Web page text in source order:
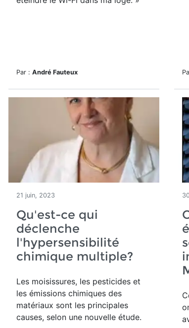
Par : André Fauteux
21 juin, 2023
Qu'est-ce qui
déclenche
l'hypersensibilité
chimique multiple?
Les moisissures, les pesticides et
les émissions chimiques des
matériaux sont les principales
causes, selon une nouvelle étude.